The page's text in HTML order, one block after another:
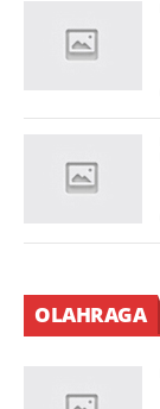
OLAHRAGA